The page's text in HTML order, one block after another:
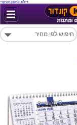
דילוג לתוכן העיקרי